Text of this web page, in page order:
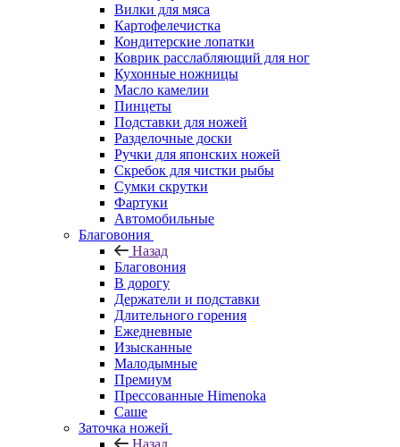
Вилки для мяса
Картофелечистка
Кондитерские лопатки
Коврик расслабляющий для ног
Кухонные ножницы
Масло камелии
Пинцеты
Подставки для ножей
Разделочные доски
Ручки для японских ножей
Скребок для чистки рыбы
Сумки скрутки
Фартуки
Автомобильные
Благовония
Назад
Благовония
В дорогу
Держатели и подставки
Длительного горения
Ежедневные
Изысканные
Малодымные
Премиум
Прессованные Himenoka
Саше
Заточка ножей
Назад